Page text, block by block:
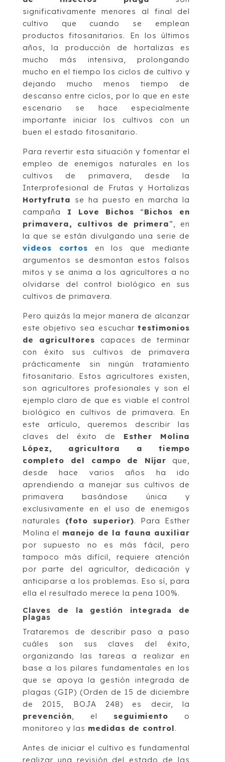
significativamente menores al final del
cultivo que cuando se emplean
productos fitosanitarios. En los últimos
años, la producción de hortalizas es
mucho más intensiva, prolongando
mucho en el tiempo los ciclos de cultivo y
dejando mucho menos tiempo de
descanso entre ciclos, por lo que en este
escenario se hace especialmente
importante iniciar los cultivos con un
buen el estado fitosanitario.
Para revertir esta situación y fomentar el
empleo de enemigos naturales en los
cultivos de primavera, desde la
Interprofesional de Frutas y Hortalizas
Hortyfruta se ha puesto en marcha la
campaña I Love Bichos “Bichos en
primavera, cultivos de primera”, en
la que se están divulgando una serie de
videos cortos en los que mediante
argumentos se desmontan estos falsos
mitos y se anima a los agricultores a no
olvidarse del control biológico en sus
cultivos de primavera.
Pero quizás la mejor manera de alcanzar
este objetivo sea escuchartestimonios
de agricultores capaces de terminar
con éxito sus cultivos de primavera
prácticamente sin ningún tratamiento
fitosanitario. Estos agricultores existen,
son agricultores profesionales y son el
ejemplo claro de que es viable el control
biológico en cultivos de primavera. En
este artículo, queremos describir las
claves del éxito de Esther Molina
López, agricultora a tiempo
completo del campo de Níjar que,
desde hace varios años ha ido
aprendiendo a manejar sus cultivos de
primavera basándose única y
exclusivamente en el uso de enemigos
naturales (foto superior). Para Esther
Molina el manejo de la fauna auxiliar
por supuesto no es más fácil, pero
tampoco más difícil, requiere atención
por parte del agricultor, dedicación y
anticiparse a los problemas. Eso sí, para
ella el resultado merece la pena 100%.
Claves de la gestión integrada de
plagas
Trataremos de describir paso a paso
cuáles son sus claves del éxito,
organizando las tareas a realizar en
base a los pilares fundamentales en los
que se apoya la gestión integrada de
plagas (GIP) (Orden de 15 de diciembre
de 2015, BOJA 248) es decir, la
prevención, el seguimiento o
monitoreo y las medidas de control.
Antes de iniciar el cultivo es fundamental
realizar una revisión del estado de las